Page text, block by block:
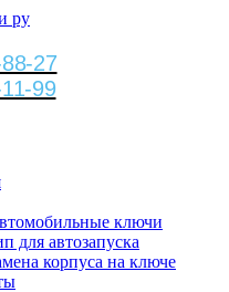
27
99
ключи
для автозапуска
корпуса на ключе